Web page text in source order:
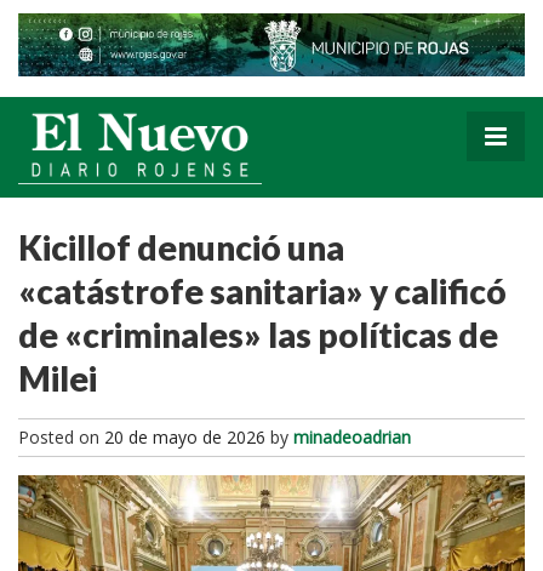
Kicillof denunció una
«catástrofe sanitaria» y calificó
de «criminales» las políticas de
Milei
Posted on 20 de mayo de 2026 by minadeoadrian